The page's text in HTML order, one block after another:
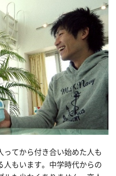
ってから付き合い始めた人も
人もいます。中学時代からの